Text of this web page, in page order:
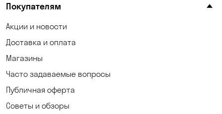
Корсунцы
Красноселка
Кривой Рог
Кулеши
Лески
Покупателям
Акции и новости
Доставка и оплата
Магазины
Часто задаваемые вопросы
Публичная оферта
Советы и обзоры